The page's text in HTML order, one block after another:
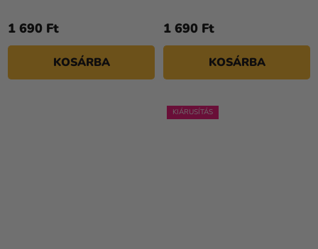
1 690 Ft
KOSÁRBA
1 690 Ft
KOSÁRBA
KIÁRUSÍTÁS